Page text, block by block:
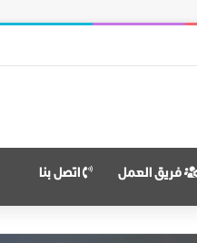
فريق العمل اتصل بنا